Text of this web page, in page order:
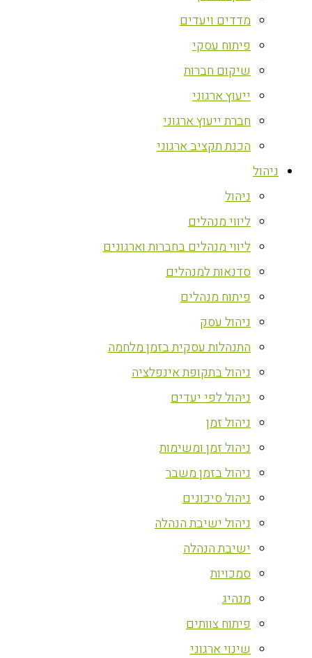
מדדים ויעדים
פיתוח עסקי
שיקום חברות
ייעוץ ארגוני
חברת ייעוץ ארגוני
הכנת תקציב ארגוני
ניהול
ניהול
ליווי מנהלים
ליווי מנהלים בחברות וארגונים
סדנאות למנהלים
פיתוח מנהלים
ניהול עסק
התנהלות עסקית בזמן מלחמה
ניהול בתקופת אינפלציה
ניהול לפי יעדים
ניהול זמן
ניהול זמן ומשימות
ניהול בזמן משבר
ניהול סיכונים
ניהול ישיבת הנהלה
ישיבת הנהלה
סמכויות
מנהיג
פיתוח צוותים
שינוי ארגוני